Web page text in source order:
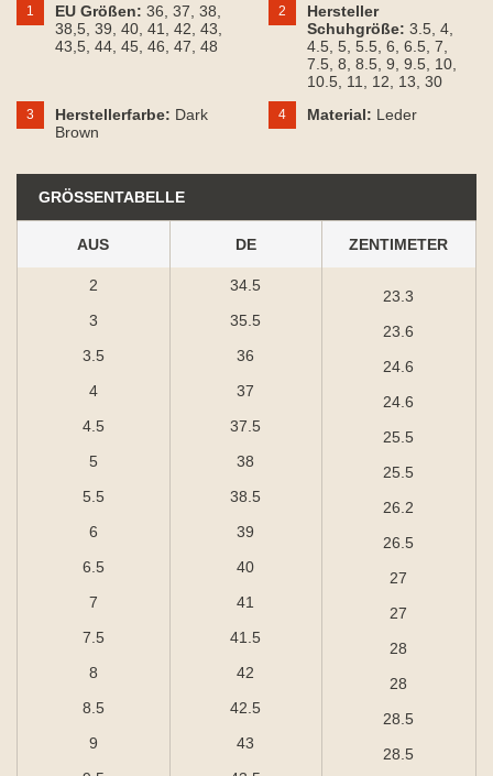
1 EU Größen: 36 , 37 , 38
38,5 , 39 , 40 , 41 , 42 , 43
43,5 , 44 , 45 , 46 , 47 , 48
2
Hersteller
Schuhgröße: 3.5 , 4
4.5 , 5 , 5.5 , 6 , 6.5 , 7
7.5 , 8 , 8.5 , 9 , 9.5 , 10
10.5 , 11 , 12 , 13 , 30
3 Herstellerfarbe: Dark
Brown
4 Material: Leder
GRÖSSENTABELLE
AUS
2
3
3.5
4
4.5
5
5.5
6
6.5
7
7.5
8
8.5
9
DE
34.5
35.5
36
37
37.5
38
38.5
39
40
41
41.5
42
42.5
43
ZENTIMETER
23.3
23.6
24.6
24.6
25.5
25.5
26.2
26.5
27
27
28
28
28.5
28.5